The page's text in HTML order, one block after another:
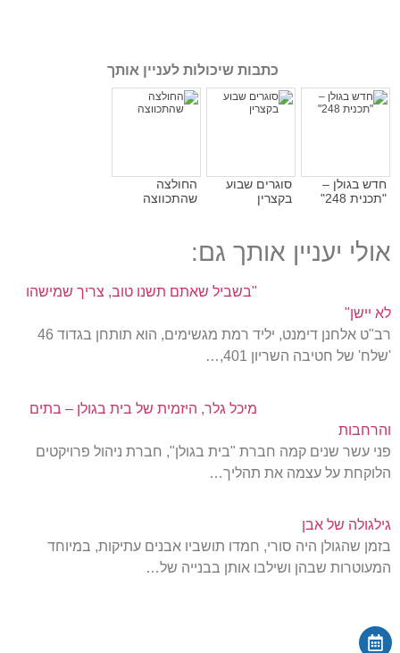
כתבות שיכולות לעניין אותך
חדש בגולן –
"תכנית 248"
סוגרים שבוע
בקצרין
החולצה
שהתכווצה
אולי יעניין אותך גם:
"בשביל שאתם תשנו טוב, צריך שמישהו
לא יישן"
רב"ט אלחנן דימנט, יליד רמת מגשימים, הוא תותחן בגדוד 46
'שלח' של חטיבה השריון 401,…
מיכל גלר, היזמית של בית בגולן – בתים
והרחבות
פני עשר שנים קמה חברת "בית בגולן", חברת ניהול פרויקטים
הלוקחת על עצמה את תהליך…
גילגולה של אבן
בזמן שהגולן היה סורי, חמדו תושביו אבנים עתיקות, במיוחד
המעוטרות שבהן ושילבו אותן בבנייה של…